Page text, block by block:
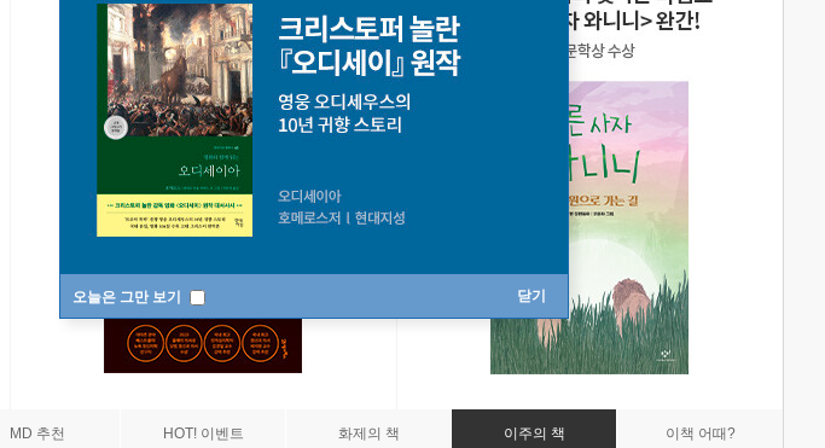
오늘은 그만 보기 닫기
MD 추천 HOT! 이벤트 화제의 책 이주의 책 이책 어때?